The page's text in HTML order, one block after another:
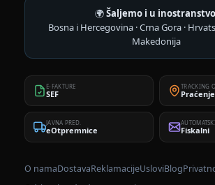
🌍Šaljemo i u
Bosna i Hercegovina · Crna Gora ·
Makedonija
E-FAKTURE
SEF
TRACKING
Praćenje
JAVNA PRED.
eOtpremnice Fiskalni
O namaDostavaReklamacijeUsloviBlog